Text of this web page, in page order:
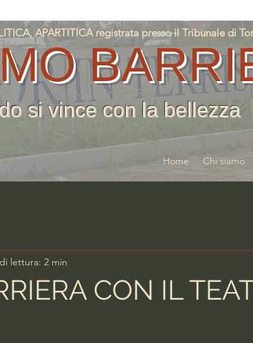
si vince con la bellezza
Home Chi siamo
APARTITICA registrata presso il Tribunale di
CON IL
lettura: 2 min